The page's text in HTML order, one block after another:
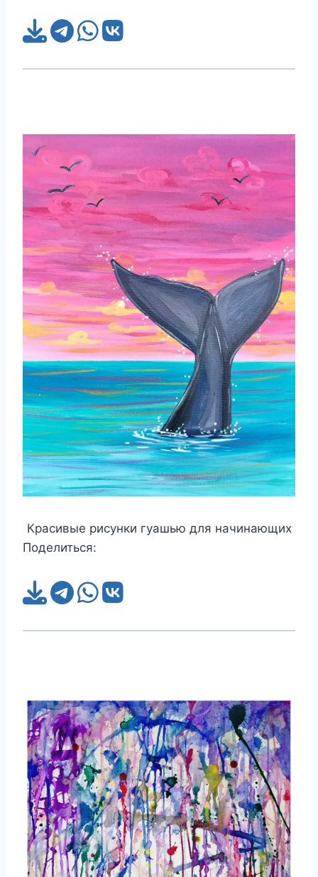
Красивые рисунки гуашью для начинающих
Поделиться: